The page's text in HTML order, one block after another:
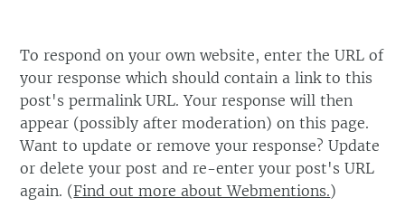
To respond on your own website, enter the URL of
your response which should contain a link to this
post's permalink URL. Your response will then
appear (possibly after moderation) on this page.
Want to update or remove your response? Update
or delete your post and re-enter your post's URL
again. (Find out more about Webmentions.)